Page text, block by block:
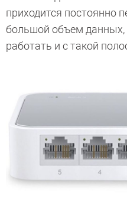
приходится постоянно
большой объем данных,
работать и с такой